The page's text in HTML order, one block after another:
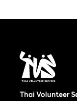
Thai Volunteer